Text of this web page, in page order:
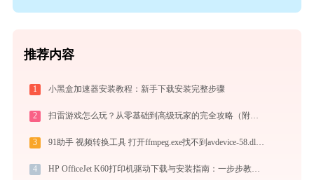
推荐内容
1 小黑盒加速器安装教程：新手下载安装完整步骤
2 扫雷游戏怎么玩？从零基础到高级玩家的完全攻略（附必胜技巧）
3 91助手 视频转换工具 打开ffmpeg.exe找不到avdevice-58.dll怎么办
4 HP OfficeJet K60打印机驱动下载与安装指南：一步步教您操作